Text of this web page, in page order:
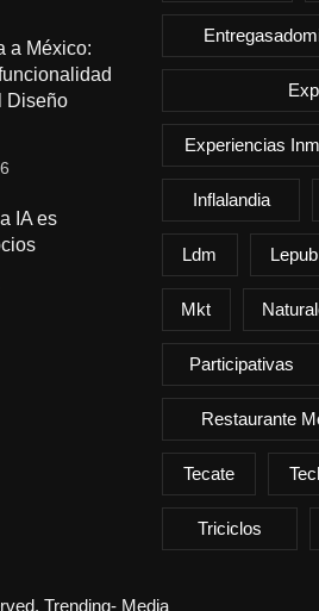
a México:
Diseño
IA es
Experiencias
Inflalandia
Ldm Lepub
Mkt
Participativas
Restaurante
Tecate
Triciclos
Trending- Media